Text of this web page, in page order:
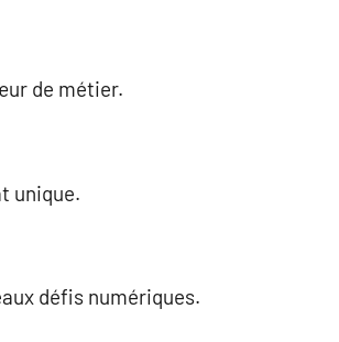
de métier.
unique.
défis numériques.